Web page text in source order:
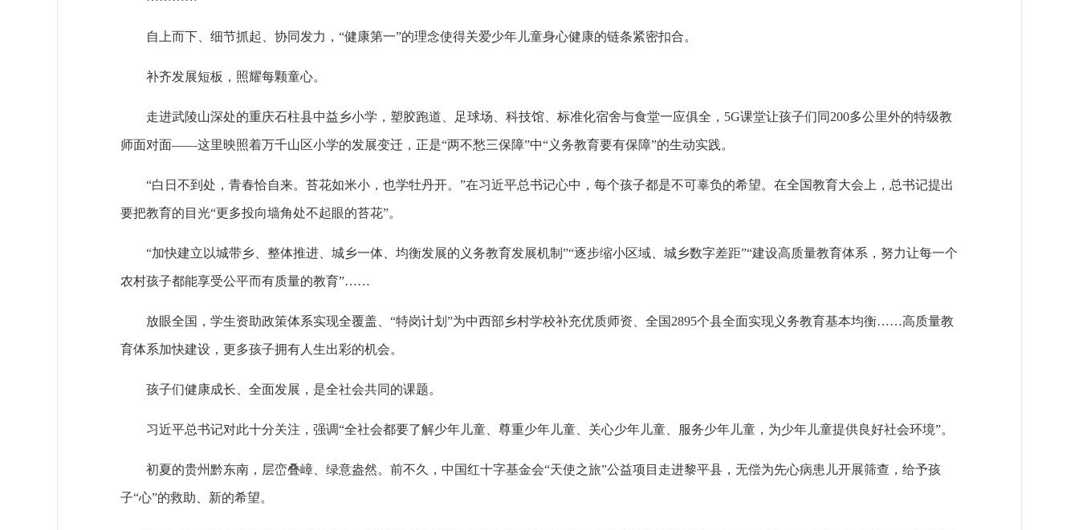
自上而下、细节抓起、协同发力，“健康第一”的理念使得关爱少年儿童身心健康的链条紧密扣合。
补齐发展短板，照耀每颗童心。
走进武陵山深处的重庆石柱县中益乡小学，塑胶跑道、足球场、科技馆、标准化宿舍与食堂一应俱全，5G课堂让孩子们同200多公里外的特级教
师面对面——这里映照着万千山区小学的发展变迁，正是“两不愁三保障”中“义务教育要有保障”的生动实践。
“白日不到处，青春恰自来。苔花如米小，也学牡丹开。”在习近平总书记心中，每个孩子都是不可辜负的希望。在全国教育大会上，总书记提出
要把教育的目光“更多投向墙角处不起眼的苔花”。
“加快建立以城带乡、整体推进、城乡一体、均衡发展的义务教育发展机制”“逐步缩小区域、城乡数字差距”“建设高质量教育体系，努力让每一个
农村孩子都能享受公平而有质量的教育”……
放眼全国，学生资助政策体系实现全覆盖、“特岗计划”为中西部乡村学校补充优质师资、全国2895个县全面实现义务教育基本均衡……高质量教
育体系加快建设，更多孩子拥有人生出彩的机会。
孩子们健康成长、全面发展，是全社会共同的课题。
习近平总书记对此十分关注，强调“全社会都要了解少年儿童、尊重少年儿童、关心少年儿童、服务少年儿童，为少年儿童提供良好社会环境”。
初夏的贵州黔东南，层峦叠嶂、绿意盎然。前不久，中国红十字基金会“天使之旅”公益项目走进黎平县，无偿为先心病患儿开展筛查，给予孩
子“心”的救助、新的希望。